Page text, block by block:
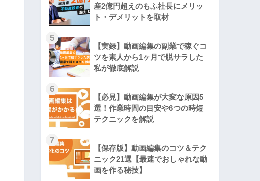
産2億円超えのもふ社長にメリッ
ト・デメリットを取材
5
【実録】動画編集の副業で稼ぐコ
ツを素人から1ヶ月で脱サラした
私が徹底解説
6
【必見】動画編集が大変な原因5
選！作業時間の目安や6つの時短
テクニックを解説
7
【保存版】動画編集のコツ＆テク
ニック21選【最速でおしゃれな動
画を作る秘技】